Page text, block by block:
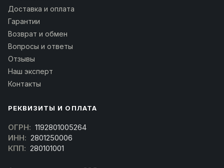
Доставка и оплата
Гарантии
Возврат и обмен
Вопросы и ответы
Отзывы
Наш эксперт
Контакты
РЕКВИЗИТЫ И ОПЛАТА
ОГРН: 1192801005264
ИНН: 2801250006
КПП: 280101001